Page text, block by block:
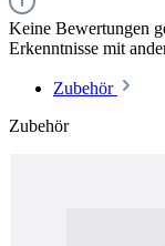
Keine Bewertungen
Erkenntnisse mit
Zubehör
Zubehör